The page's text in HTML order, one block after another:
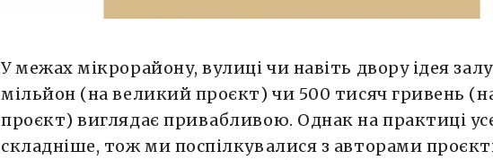
У межах мікрорайону, вулиці чи навіть двору ідея
мільйон (на великий проєкт) чи 500 тисяч гривень
проєкт) виглядає привабливою. Однак на практиці
складніше, тож ми поспілкувалися з авторами